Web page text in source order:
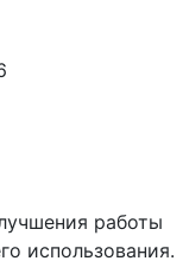
работы
использования.